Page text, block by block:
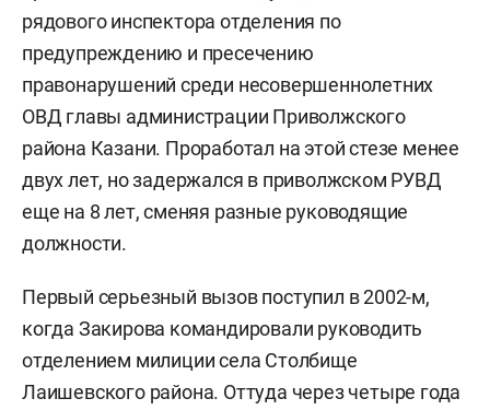
рядового инспектора отделения по
предупреждению и пресечению
правонарушений среди несовершеннолетних
ОВД главы администрации Приволжского
района Казани. Проработал на этой стезе менее
двух лет, но задержался в приволжском РУВД
еще на 8 лет, сменяя разные руководящие
должности.
Первый серьезный вызов поступил в 2002-м,
когда Закирова командировали руководить
отделением милиции села Столбище
Лаишевского района. Оттуда через четыре года